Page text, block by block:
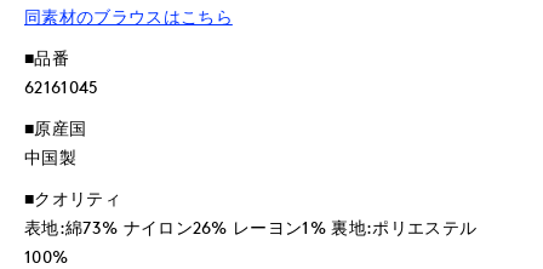
同素材のブラウスはこちら
■品番
62161045
■原産国
中国製
■クオリティ
表地:綿73% ナイロン26% レーヨン1% 裏地:ポリエステル
100%